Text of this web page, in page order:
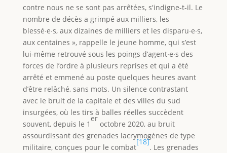
contre nous ne se sont pas arrêtées, s'indigne-t-il. Le
nombre de décès a grimpé aux milliers, les
blessé∙e∙s, aux dizaines de milliers et les disparu∙e∙s,
aux centaines », rappelle le jeune homme, qui s’est
lui-même retrouvé sous les poings d’agent∙e∙s des
forces de l’ordre à plusieurs reprises et qui a été
arrêté et emmené au poste quelques heures avant
d’être relâché, sans mots. Un silence contrastant
avec le bruit de la capitale et des villes du sud
insurgées, où les tirs à balles réelles succèdent
souvent, depuis le 1
er
octobre 2020, au bruit
assourdissant des grenades lacrymogènes de type
militaire, conçues pour le combat
[18]
. Les grenades